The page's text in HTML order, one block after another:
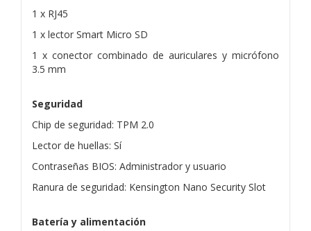
1 x RJ45
1 x lector Smart Micro SD
1 x conector combinado de auriculares y micrófono
3.5 mm
Seguridad
Chip de seguridad: TPM 2.0
Lector de huellas: Sí
Contraseñas BIOS: Administrador y usuario
Ranura de seguridad: Kensington Nano Security Slot
Batería y alimentación